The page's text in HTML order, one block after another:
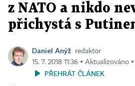
z NATO a nikdo
přichystá s
Daniel Anýž
redaktor
15. 7. 2018 11:36 ▪ Aktualizováno
PŘEHRÁT ČLÁNEK